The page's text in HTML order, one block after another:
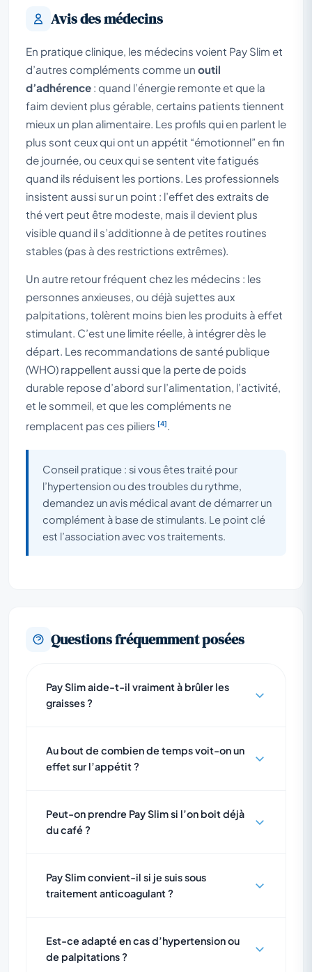
Avis des médecins
En pratique clinique, les médecins voient Pay Slim et
d’autres compléments comme un outil
d’adhérence : quand l’énergie remonte et que la
faim devient plus gérable, certains patients tiennent
mieux un plan alimentaire. Les profils qui en parlent le
plus sont ceux qui ont un appétit “émotionnel” en fin
de journée, ou ceux qui se sentent vite fatigués
quand ils réduisent les portions. Les professionnels
insistent aussi sur un point : l’effet des extraits de
thé vert peut être modeste, mais il devient plus
visible quand il s’additionne à de petites routines
stables (pas à des restrictions extrêmes).
Un autre retour fréquent chez les médecins : les
personnes anxieuses, ou déjà sujettes aux
palpitations, tolèrent moins bien les produits à effet
stimulant. C’est une limite réelle, à intégrer dès le
départ. Les recommandations de santé publique
(WHO) rappellent aussi que la perte de poids
durable repose d’abord sur l’alimentation, l’activité,
et le sommeil, et que les compléments ne
remplacent pas ces piliers [4].
Conseil pratique : si vous êtes traité pour
l’hypertension ou des troubles du rythme,
demandez un avis médical avant de démarrer un
complément à base de stimulants. Le point clé
est l’association avec vos traitements.
Questions fréquemment posées
Pay Slim aide-t-il vraiment à brûler les
graisses ?
Au bout de combien de temps voit-on un
effet sur l’appétit ?
Peut-on prendre Pay Slim si l’on boit déjà
du café ?
Pay Slim convient-il si je suis sous
traitement anticoagulant ?
Est-ce adapté en cas d’hypertension ou
de palpitations ?